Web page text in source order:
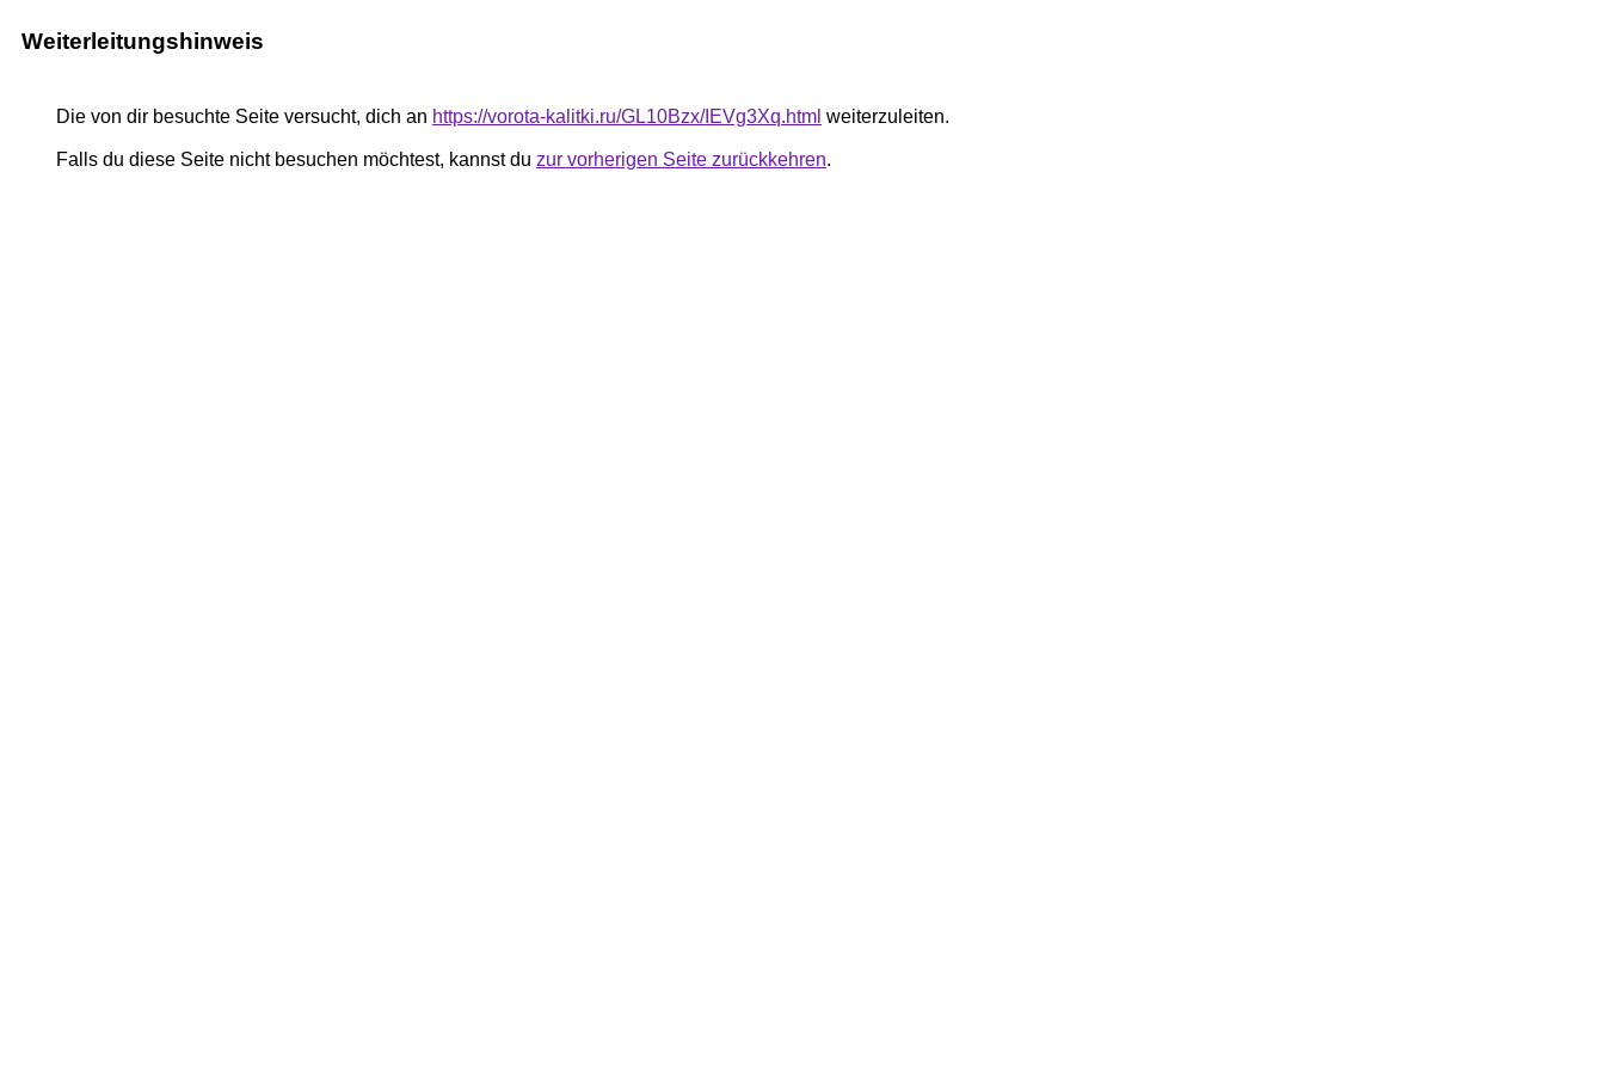
Weiterleitungshinweis
Die von dir besuchte Seite versucht, dich an https://vorota-kalitki.ru/GL10Bzx/IEVg3Xq.html weiterzuleiten.
Falls du diese Seite nicht besuchen möchtest, kannst du zur vorherigen Seite zurückkehren.